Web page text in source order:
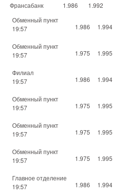
Франсабанк
1.986 1.992
Обменный пункт
19:57
1.986 1.994
Обменный пункт
19:57
1.975 1.995
Филиал
19:57
1.986 1.994
Обменный пункт
19:57
1.975 1.995
Обменный пункт
19:57
1.975 1.995
Обменный пункт
19:57
1.975 1.995
Главное отделение
19:57
1.986 1.994